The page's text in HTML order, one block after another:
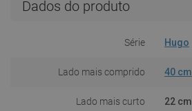
Dados do produto
Série Hugo
Lado mais comprido 40 cm
Lado mais curto 22 cm